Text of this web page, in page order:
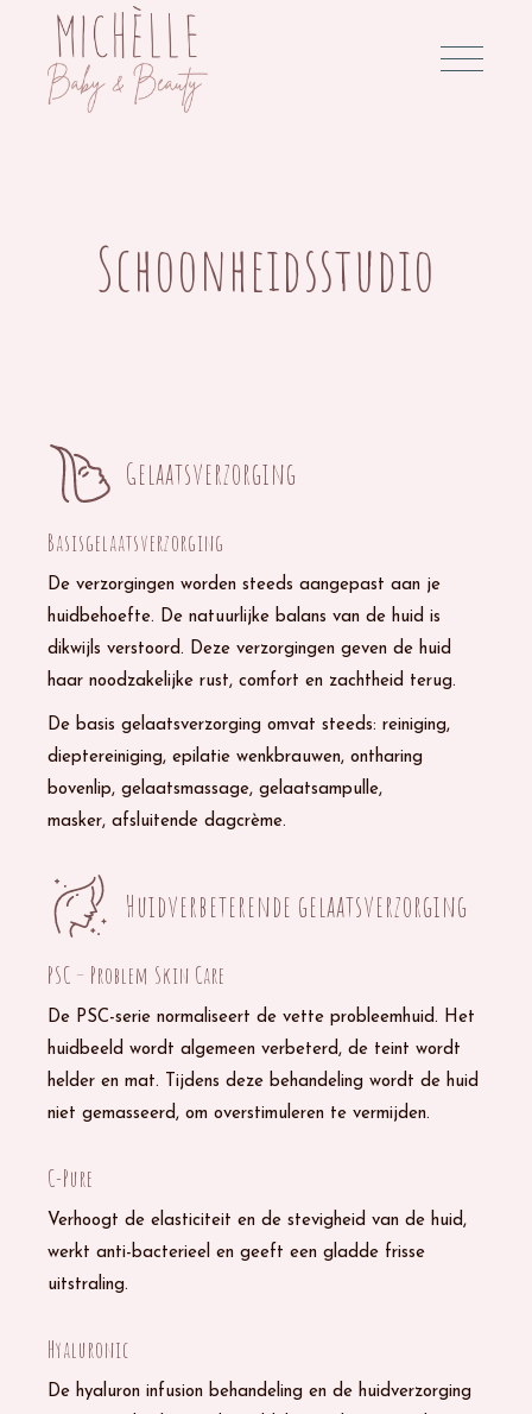
Schoonheidsstudio
Gelaatsverzorging
Basisgelaatsverzorging
De verzorgingen worden steeds aangepast aan je
huidbehoefte. De natuurlijke balans van de huid is
dikwijls verstoord. Deze verzorgingen geven de huid
haar noodzakelijke rust, comfort en zachtheid terug.
De basis gelaatsverzorging omvat steeds: reiniging,
dieptereiniging, epilatie wenkbrauwen, ontharing
bovenlip, gelaatsmassage, gelaatsampulle,
masker, afsluitende dagcrème.
Huidverbeterende gelaatsverzorging
PSC – Problem Skin Care
De PSC-serie normaliseert de vette probleemhuid. Het
huidbeeld wordt algemeen verbeterd, de teint wordt
helder en mat. Tijdens deze behandeling wordt de huid
niet gemasseerd, om overstimuleren te vermijden.
C-Pure
Verhoogt de elasticiteit en de stevigheid van de huid,
werkt anti-bacterieel en geeft een gladde frisse
uitstraling.
Hyaluronic
De hyaluron infusion behandeling en de huidverzorging